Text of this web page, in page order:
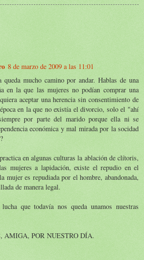
8 de marzo de 2009 a las 11:01
queda mucho camino por andar. Hablas de una
en la que las mujeres no podían comprar una
aceptar una herencia sin consentimiento de
en la que no existía el divorcio, solo el "ahí
por parte del marido porque ella ni se
económica y mal mirada por la socidad
en algunas culturas la ablación de clítoris,
mujeres a lapidación, existe el repudio en el
mujer es repudiada por el hombre, abandonada,
de manera legal.
que todavía nos queda unamos nuestras
AMIGA, POR NUESTRO DÍA.